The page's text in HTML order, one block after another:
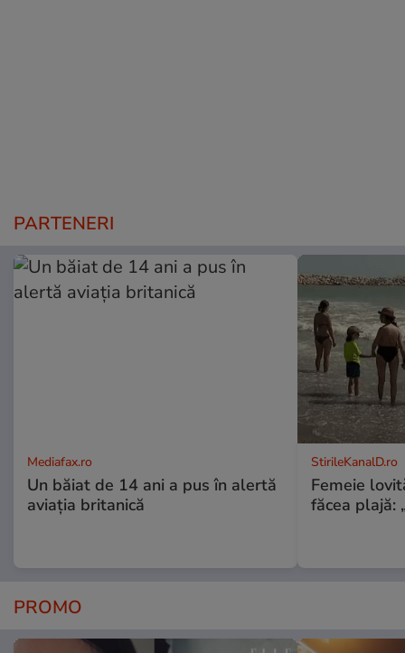
PARTENERI
Mediafax.ro
Un băiat de 14 ani a pus în alertă
aviația britanică
StirileKanalD.ro
Femeie
făcea plajă:
PROMO